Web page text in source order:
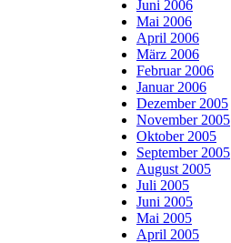
Juni 2006
Mai 2006
April 2006
März 2006
Februar 2006
Januar 2006
Dezember 2005
November 2005
Oktober 2005
September 2005
August 2005
Juli 2005
Juni 2005
Mai 2005
April 2005